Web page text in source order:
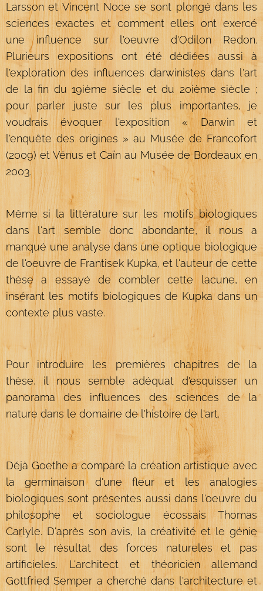
Larsson et Vincent Noce se sont plongé dans les
sciences exactes et comment elles ont exercé
une influence sur l'oeuvre d'Odilon Redon.
Plurieurs expositions ont été dédiées aussi à
l'exploration des influences darwinistes dans l'art
de la fin du 19ième siècle et du 20ième siècle ;
pour parler juste sur les plus importantes, je
voudrais évoquer l'exposition « Darwin et
l'enquête des origines » au Musée de Francofort
(2009) et Vénus et Caïn au Musée de Bordeaux en
2003.
Même si la littérature sur les motifs biologiques
dans l'art semble donc abondante, il nous a
manqué une analyse dans une optique biologique
de l'oeuvre de Frantisek Kupka, et l'auteur de cette
thèse a essayé de combler cette lacune, en
insérant les motifs biologiques de Kupka dans un
contexte plus vaste.
Pour introduire les premières chapitres de la
thèse, il nous semble adéquat d'esquisser un
panorama des influences des sciences de la
nature dans le domaine de l'histoire de l'art.
Déjà Goethe a comparé la création artistique avec
la germinaison d'une fleur et les analogies
biologiques sont présentes aussi dans l'oeuvre du
philosophe et sociologue écossais Thomas
Carlyle. D'après son avis, la créativité et le génie
sont le résultat des forces natureles et pas
artificieles. L'architect et théoricien allemand
Gottfried Semper a cherché dans l'architecture et